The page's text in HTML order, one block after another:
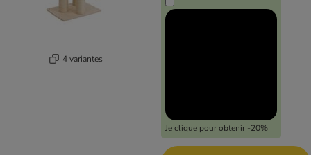
4 variantes
Je clique pour obtenir -20%